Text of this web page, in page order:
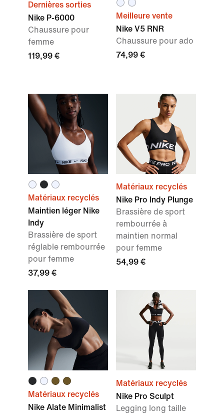
Dernières sorties
Nike P-6000
Chaussure pour
femme
119,99 €
Meilleure vente
Nike V5 RNR
Chaussure pour ado
74,99 €
Matériaux recyclés
Maintien léger Nike
Indy
Brassière de sport
réglable rembourrée
pour femme
37,99 €
Matériaux recyclés
Nike Pro Indy Plunge
Brassière de sport
rembourrée à
maintien normal
pour femme
54,99 €
Matériaux recyclés
Nike Alate Minimalist
Matériaux recyclés
Nike Pro Sculpt
Legging long taille